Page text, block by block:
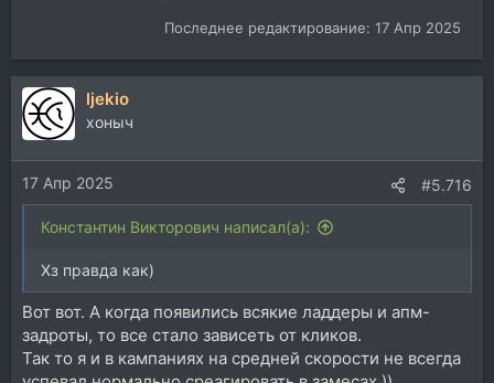
Последнее редактирование: 17 Апр 2025
ljekio
хоныч
17 Апр 2025 #5.716
Константин Викторович написал(а):
Хз правда как)
Вот вот. А когда появились всякие ладдеры и апм-
задроты, то все стало зависеть от кликов.
Так то я и в кампаниях на средней скорости не всегда